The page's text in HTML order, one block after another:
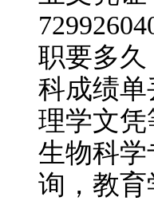
职要多
科成绩
理学文凭
生物科学
询，教